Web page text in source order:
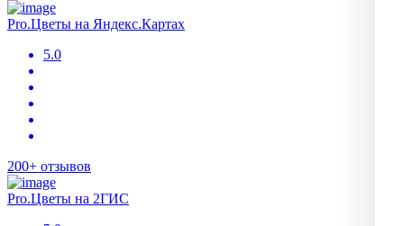
Pro.Цветы на Яндекс.Картах
5.0
200+ отзывов
Pro.Цветы на 2ГИС